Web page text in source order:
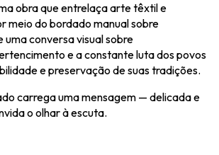
obra que entrelaça arte têxtil e
meio do bordado manual sobre
conversa visual sobre
e a constante luta dos povos
e preservação de suas tradições.
carrega uma mensagem — delicada e
o olhar à escuta.